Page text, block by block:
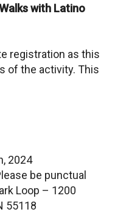
with Latino
registration as this
of the activity. This
2024
be punctual
Loop – 1200
55118